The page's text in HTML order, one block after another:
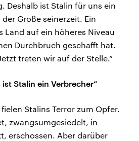
Deshalb ist Stalin für uns ein
Große seinerzeit. Ein
Land auf ein höheres Niveau
Durchbruch geschafft hat.
treten wir auf der Stelle.“
Stalin ein Verbrecher“
Stalins Terror zum Opfer.
zwangsumgesiedelt, in
erschossen. Aber darüber